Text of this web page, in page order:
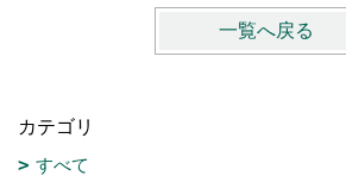
一覧へ戻る
カテゴリ
すべて